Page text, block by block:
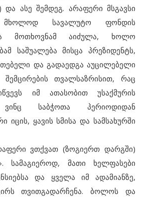
ასე შემდეგ. არაფერი მსგავსი
სავალუტო ფონდის
მოთხოვნამ აიძულა, ხოლო
საშუალება მისცა პრეზიდენტს,
და გადაედგა აუცილებელი
შემცირების თვალსაზრისით, რაც
იმ ათასობით უსაქმურის
ვინც საბჭოთა პერიოდიდან
იცის, ყავის სმისა და სამსახურში
ვთქვათ (ზოგიერთ დარგში)
სამაგიეროდ, მათი ხელფასები
და ყველა იმ ადამიანზე,
თვითგადარჩენა. ბოლოს და